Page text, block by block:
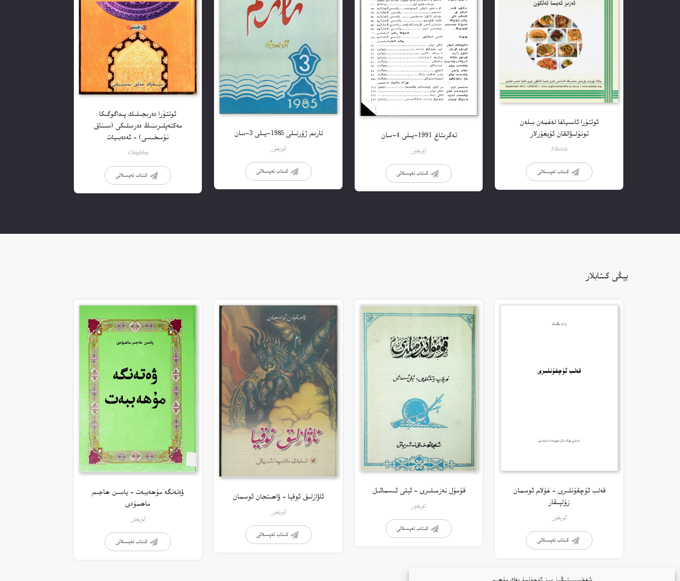
ئوتتۇرا ئاسىياغا لەغمەن بىلەن
تونۇلىۋاتقان ئۇيغۇرلار
Elkitab
كىتاب تەپسىلاتى
تەڭرىتاغ 1991-يىلى 4-سان
ئۇيغۇر
كىتاب تەپسىلاتى
تارىم ژۇرنىلى 1985-يىلى 3-سان
ئۇيغۇر
كىتاب تەپسىلاتى
ئوتتۇرا دەرىجىلىك پىداگوگىكا
مەكتەپلىرىنىڭ دەرسلىكى (سىناق
نۇسخىسى) – ئەدەبىيات
Choghluq
كىتاب تەپسىلاتى
يېڭى كىتابلار
قەلب ئۇچقۇنلىرى – غۇلام ئوسمان
زۇلپىقار
ئۇيغۇر
كىتاب تەپسىلاتى
قۇمۇل نەزمىلىرى – ئېلى ئىسمائىل
ئۇيغۇر
كىتاب تەپسىلاتى
ئاۋازلىق ئوقيا – ۋاھىتجان ئوسمان
ئۇيغۇر
كىتاب تەپسىلاتى
ۋەتەنگە مۇھەببەت – ياسىن ھاجىم
ماھمۇدى
ئۇيغۇر
كىتاب تەپسىلاتى